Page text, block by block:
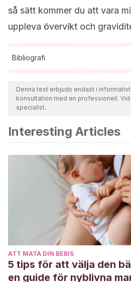
så sätt kommer du att vara
uppleva övervikt och
Bibliografi
Samtliga citerade källor har
för att säkerställa deras kvalitet,
giltighet. Bibliografin för denna
Goltzman D, Mannstadt M,
Calcium-Parathyroid Hormone-
. 2018;50:1-13. doi:10.1159/
Sifakis S, Pharmakides G.
. 2000;900:125-136.
6632.2000.tb06223.x
Denna text erbjuds endast i
konsultation med en professionell.
specialist.
Interesting Articles
ATT MATA DIN BEBIS
5 tips för att välja den
en guide för nyblivna